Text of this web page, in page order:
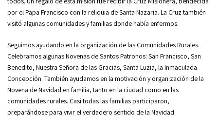
por el Papa Francisco con la reliquia de Santa Nazaria. La Cruz también
visitó algunas comunidades y familias donde había enfermos.
Seguimos ayudando en la organización de las Comunidades Rurales.
Celebramos algunas Novenas de Santos Patronos: San Francisco, San
Benedito, Nuestra Señora de las Gracias, Santa Luzia, la Inmaculada
Concepción. También ayudamos en la motivación y organización de la
Novena de Navidad en familia, tanto en la ciudad como en las
comunidades rurales. Casi todas las familias participaron,
preparándose para vivir el verdadero sentido de la Navidad.